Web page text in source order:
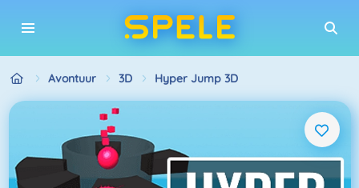
Avontuur 3D Hyper Jump 3D